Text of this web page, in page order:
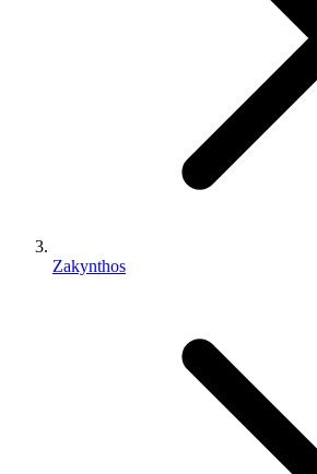
Zakynthos